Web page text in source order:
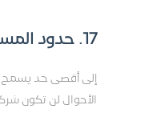
17. حدود المسؤولية
إلى أقصى حد يسمح